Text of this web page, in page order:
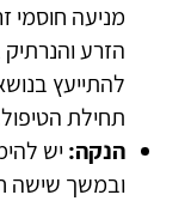
מניעה חוסמי
הזרע
להתייעץ
תחילת
הנקה:יש
ובמשך שישה